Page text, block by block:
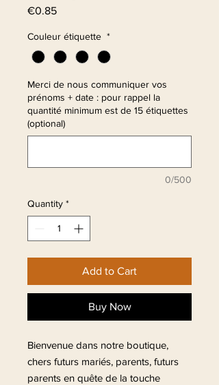
€0.85Price
Couleur étiquette *
Merci de nous communiquer vos
prénoms + date : pour rappel la
quantité minimum est de 15 étiquettes
(optional)
0/500
Quantity *
Add to Cart
Buy Now
Bienvenue dans notre boutique,
chers futurs mariés, parents, futurs
parents en quête de la touche